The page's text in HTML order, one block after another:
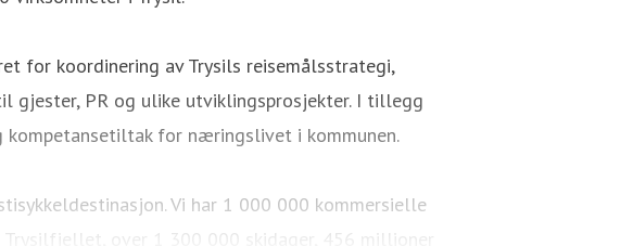
for koordinering av Trysils reisemålsstrategi,
gjester, PR og ulike utviklingsprosjekter. I tillegg
kompetansetiltak for næringslivet i kommunen.
Vi har 1 000 000 kommersielle
over 1 300 000 skidager, 456 millioner